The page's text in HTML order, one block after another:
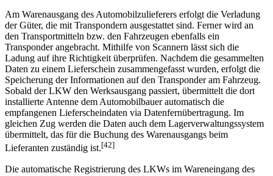
geschilderten Barcode-Technologie.
Am Warenausgang des Automobilzulieferers erfolgt die Verladung
der Güter, die mit Transpondern ausgestattet sind. Ferner wird an
den Transportmitteln bzw. den Fahrzeugen ebenfalls ein
Transponder angebracht. Mithilfe von Scannern lässt sich die
Ladung auf ihre Richtigkeit überprüfen. Nachdem die gesammelten
Daten zu einem Lieferschein zusammengefasst wurden, erfolgt die
Speicherung der Informationen auf den Transponder am Fahrzeug.
Sobald der LKW den Werksaus­gang passiert, übermittelt die dort
installierte Antenne dem Automobilbauer automatisch die
empfangenen Lieferscheindaten via Datenfernübertragung. Im
gleichen Zug werden die Daten auch dem Lagerverwaltungssystem
übermittelt, das für die Buchung des Warenausgangs beim
Lieferanten zuständig ist.[42]